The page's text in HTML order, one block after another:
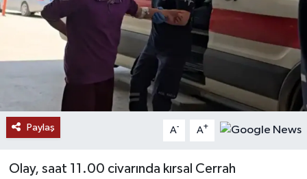
Paylaş A- A+
Olay, saat 11.00 civarında kırsal Cerrah